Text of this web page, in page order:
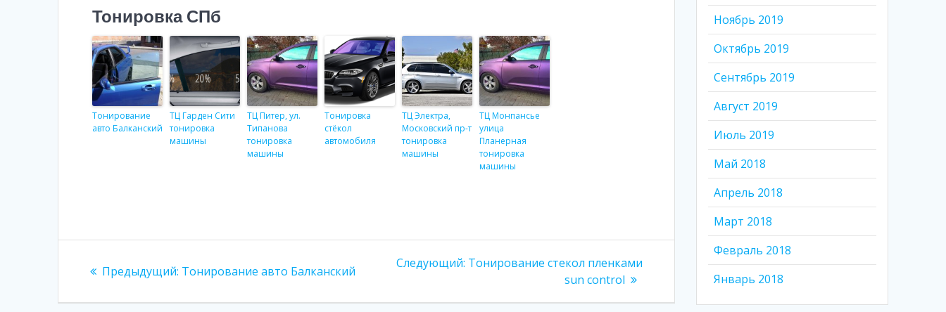
Тонировка СПб
Тонирование
авто Балканский
ТЦ Гарден Сити
тонировка
машины
ТЦ Питер, ул.
Типанова
тонировка
машины
Тонировка
стёкол
автомобиля
ТЦ Электра,
Московский пр-т
тонировка
машины
ТЦ Монпансье
улица
Планерная
тонировка
машины
Предыдущий: Предыдущая
Тонирование авто Балканский
Следующий: Следующая
Тонирование стекол пленками
sun control
Ноябрь 2019
Октябрь 2019
Сентябрь 2019
Август 2019
Июль 2019
Май 2018
Апрель 2018
Март 2018
Февраль 2018
Январь 2018